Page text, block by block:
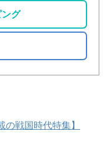
グ
の戦国時代特集】